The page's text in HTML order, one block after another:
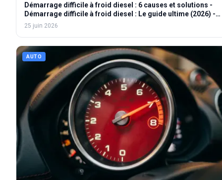
Démarrage difficile à froid diesel : 6 causes et solutions -
Démarrage difficile à froid diesel : Le guide ultime (2026) -
Moteur diesel : Pourquoi ne démarre-t-il pas à froid ?
25 juin 2026
AUTO